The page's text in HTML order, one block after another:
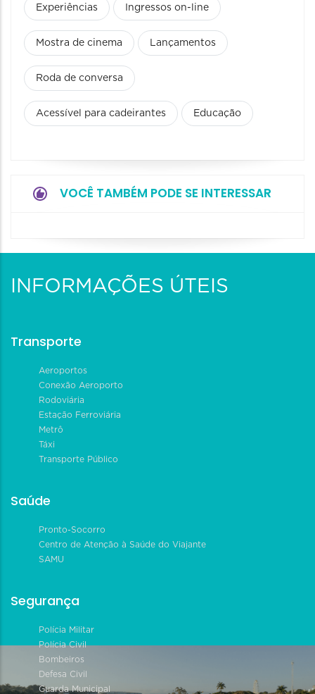
Experiências Ingressos on-line
Mostra de cinema Lançamentos
Roda de conversa
Acessível para cadeirantes Educação
VOCÊ TAMBÉM PODE SE INTERESSAR
INFORMAÇÕES ÚTEIS
Transporte
Aeroportos
Conexão Aeroporto
Rodoviária
Estação Ferroviária
Metrô
Táxi
Transporte Público
Saúde
Pronto-Socorro
Centro de Atenção à Saúde do Viajante
SAMU
Segurança
Polícia Militar
Polícia Civil
Bombeiros
Defesa Civil
Guarda Municipal